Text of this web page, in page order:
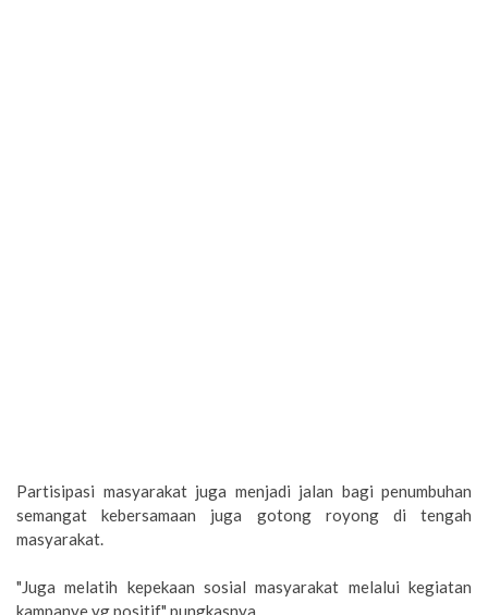
Partisipasi masyarakat juga menjadi jalan bagi penumbuhan
semangat kebersamaan juga gotong royong di tengah
masyarakat.
"Juga melatih kepekaan sosial masyarakat melalui kegiatan
kampanye yg positif." pungkasnya.